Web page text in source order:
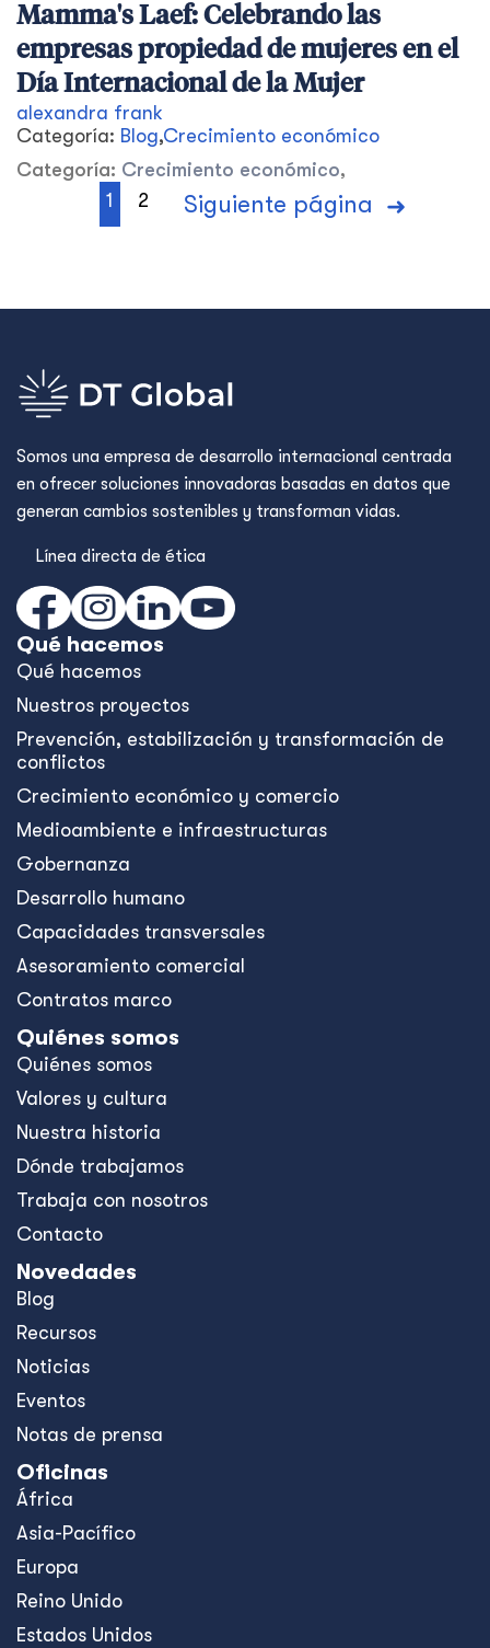
Mamma's Laef: Celebrando las
empresas propiedad de mujeres en el
Día Internacional de la Mujer
alexandra frank
Categoría: Blog,Crecimiento económico
Categoría: Crecimiento económico,
1
2 Siguiente página
Somos una empresa de desarrollo internacional centrada
en ofrecer soluciones innovadoras basadas en datos que
generan cambios sostenibles y transforman vidas.
Línea directa de ética
Qué hacemos
Qué hacemos
Nuestros proyectos
Prevención, estabilización y transformación de
conflictos
Crecimiento económico y comercio
Medioambiente e infraestructuras
Gobernanza
Desarrollo humano
Capacidades transversales
Asesoramiento comercial
Contratos marco
Quiénes somos
Quiénes somos
Valores y cultura
Nuestra historia
Dónde trabajamos
Trabaja con nosotros
Contacto
Novedades
Blog
Recursos
Noticias
Eventos
Notas de prensa
Oficinas
África
Asia-Pacífico
Europa
Reino Unido
Estados Unidos